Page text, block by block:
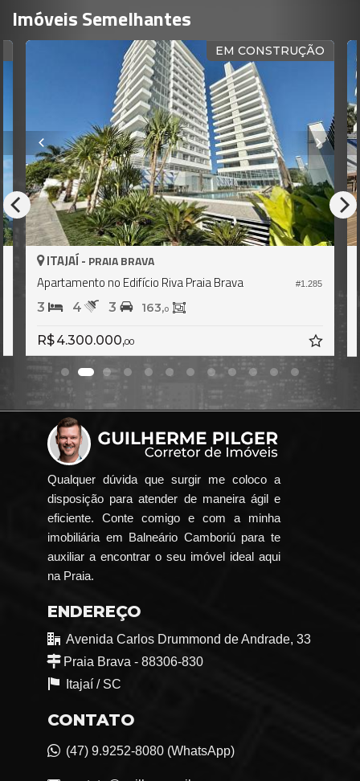
Imóveis Semelhantes
#1.285 Apartamento no Edifício Riva Praia Brava
3 4
Qualquer dúvida que surgir me coloco a
disposição para atender de maneira ágil e
eficiente. Conte comigo e com a minha
imobiliária em Balneário Camboriú para te
auxiliar a encontrar o seu imóvel ideal aqui
na Praia.
ENDEREÇO
Avenida Carlos Drummond de Andrade, 33
Praia Brava - 88306-830
Itajaí / SC
CONTATO
(47) 9.9252-8080 (WhatsApp)